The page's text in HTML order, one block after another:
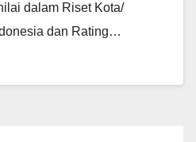
dalam Riset Kota/
dan Rating…